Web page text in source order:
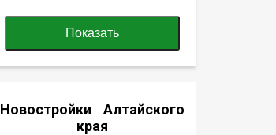
Показать
Новостройки Алтайского
края